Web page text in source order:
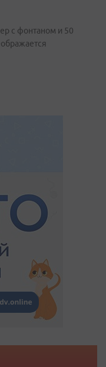
с фонтаном и 50